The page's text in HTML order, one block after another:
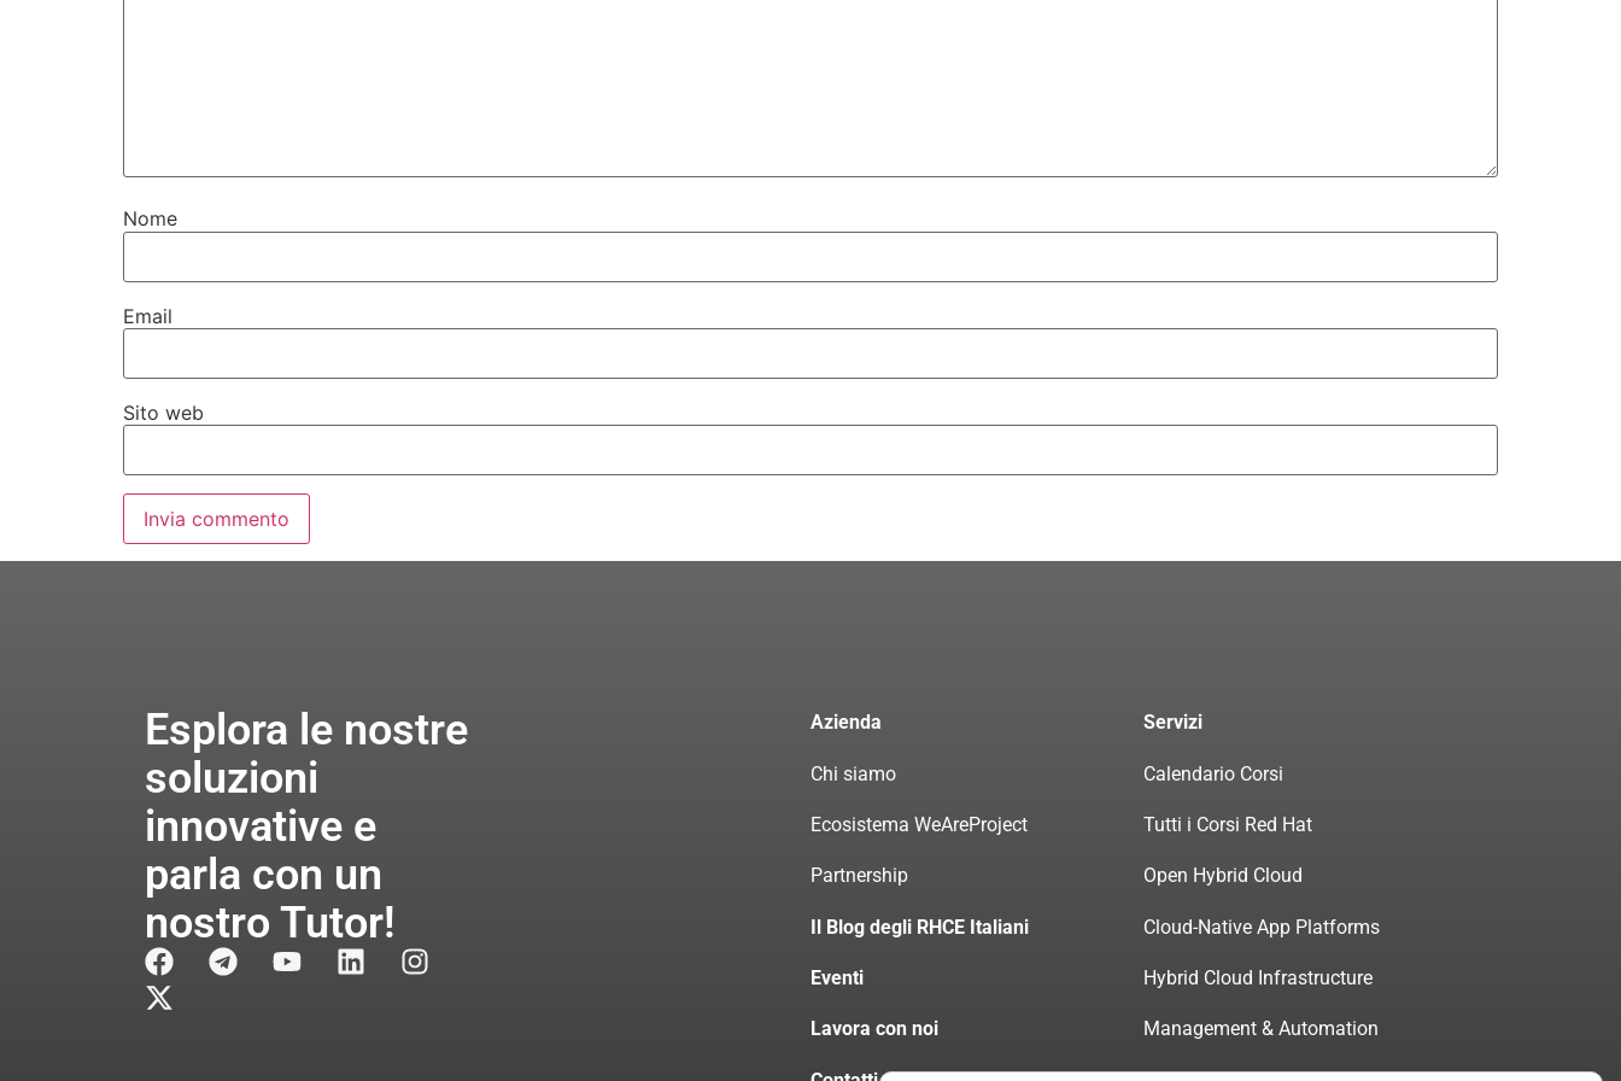
Nome
Email
Sito web
Esplora le nostre
soluzioni
innovative e
parla con un
nostro Tutor!
Azienda
Chi siamo
Ecosistema WeAreProject
Partnership
Il Blog degli RHCE Italiani
Eventi
Lavora con noi
Servizi
Calendario Corsi
Tutti i Corsi Red Hat
Open Hybrid Cloud
Cloud-Native App Platforms
Hybrid Cloud Infrastructure
Management & Automation